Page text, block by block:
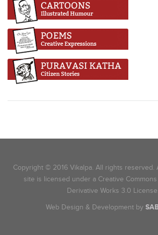
Copyright © 2016 Vikalpa. All rights reserved.
site is licensed under a Creative
Derivative Works 3.0 License.
Web Design & Development by